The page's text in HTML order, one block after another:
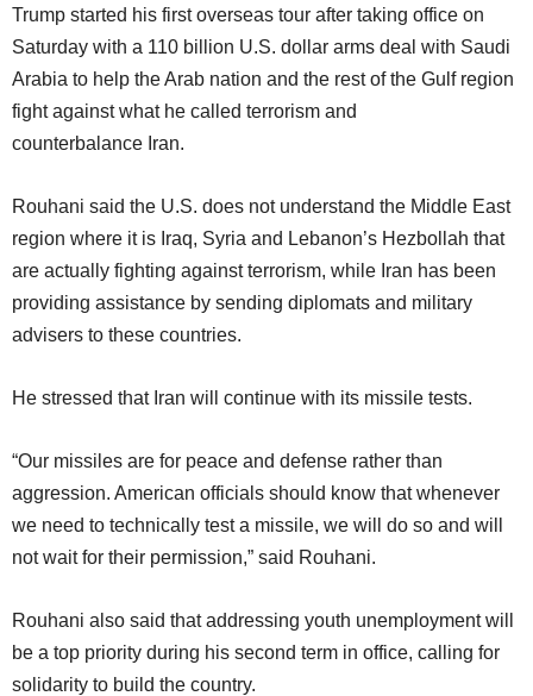
Trump started his first overseas tour after taking office on
Saturday with a 110 billion U.S. dollar arms deal with Saudi
Arabia to help the Arab nation and the rest of the Gulf region
fight against what he called terrorism and
counterbalance Iran.
Rouhani said the U.S. does not understand the Middle East
region where it is Iraq, Syria and Lebanon’s Hezbollah that
are actually fighting against terrorism, while Iran has been
providing assistance by sending diplomats and military
advisers to these countries.
He stressed that Iran will continue with its missile tests.
“Our missiles are for peace and defense rather than
aggression. American officials should know that whenever
we need to technically test a missile, we will do so and will
not wait for their permission,” said Rouhani.
Rouhani also said that addressing youth unemployment will
be a top priority during his second term in office, calling for
solidarity to build the country.